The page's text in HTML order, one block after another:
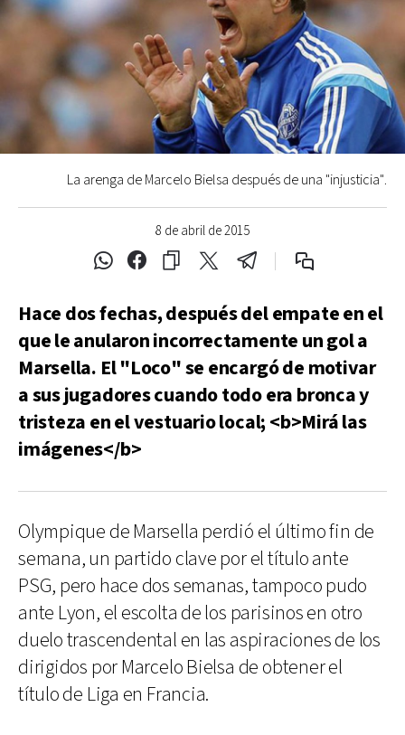
8 de abril de 2015
La arenga de Marcelo Bielsa después de una "injusticia".
Hace dos fechas, después del empate en el
que le anularon incorrectamente un gol a
Marsella. El "Loco" se encargó de motivar
a sus jugadores cuando todo era bronca y
tristeza en el vestuario local; <b>Mirá las
imágenes</b>
Olympique de Marsella perdió el último fin de
semana, un partido clave por el título ante
PSG, pero hace dos semanas, tampoco pudo
ante Lyon, el escolta de los parisinos en otro
duelo trascendental en las aspiraciones de los
dirigidos por Marcelo Bielsa de obtener el
título de Liga en Francia.